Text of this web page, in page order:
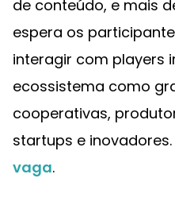
de conteúdo, e mais
espera os
interagir com players
ecossistema como
cooperativas,
startups e inovadores.
vaga.